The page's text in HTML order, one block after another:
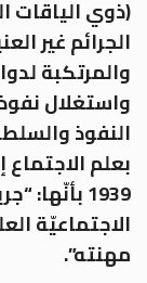
(ذوي
الجرائم غير
والمرتكبة
واستغلال
النفوذ
بعلم
1939
الاجتماعيّة
مهنته”.